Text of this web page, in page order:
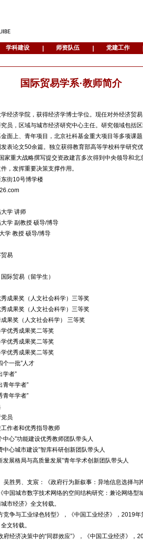
国际贸易学系·教师简介
经济学院，获得经济学博士学位。现任对外经济贸
究员，区域与城市经济研究中心主任。研究领域包括
面上、青年项目，北京社科基金重大项目等多项课
表论文50余篇。独立获得教育部高等学校科学研究
家重大战略撰写提交资政建言多次得到中央领导和
，发挥重要决策支撑作用。
街10号博学楼
学 讲师
学 副教授 硕导/博导
学 教授 硕导/博导
易
际贸易（留学生）
成果奖（人文社会科学）三等奖
成果奖（人文社会科学）三等奖
果奖（人文社会科学） 三等奖
优秀成果奖二等奖
优秀成果奖二等奖
优秀成果奖二等奖
个一批”人才
学者”
青年学者”
青年学者”
员
作者和优秀指导教师
心”功能建设优秀教师团队带头人
中心城市建设”智库科研创新团队带头人
发展格局与高质量发展”青年学术创新团队带头人
吴胜男、支宸：《政府行为新叙事：异地信息选择与
中国城市数字技术网络的空间结构研究：兼论网络型
市经济》全文转载。
竞争与工业绿色转型》，《中国工业经济》，2019
文转载。
府经济决策中的“同群效应”》，《中国工业经济》，